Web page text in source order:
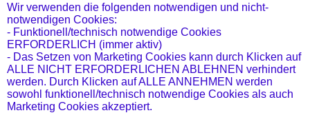
Wir verwenden die folgenden notwendigen und nicht-
notwendigen Cookies:
- Funktionell/technisch notwendige Cookies
ERFORDERLICH (immer aktiv)
- Das Setzen von Marketing Cookies kann durch Klicken auf
ALLE NICHT ERFORDERLICHEN ABLEHNEN verhindert
werden. Durch Klicken auf ALLE ANNEHMEN werden
sowohl funktionell/technisch notwendige Cookies als auch
Marketing Cookies akzeptiert.